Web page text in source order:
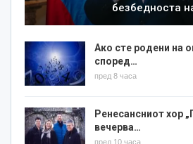
безбедноста
Ако сте родени на
според…
пред 8 часа
Ренесансниот хор
вечерва…
пред 10 часа